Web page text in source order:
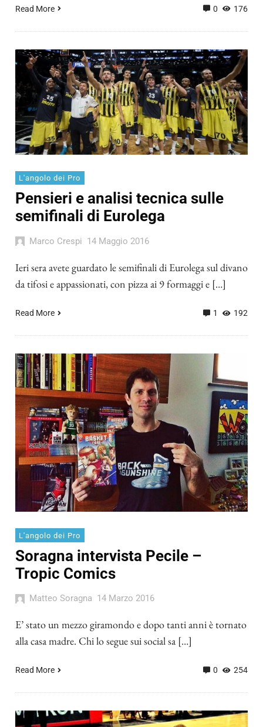
Read More 0 176
L'angolo dei Pro
Pensieri e analisi tecnica sulle
semifinali di Eurolega
Marco Crespi 14 Maggio 2016
Ieri sera avete guardato le semifinali di Eurolega sul divano
da tifosi e appassionati, con pizza ai 9 formaggi e […]
Read More 1 192
L'angolo dei Pro
Soragna intervista Pecile –
Tropic Comics
Matteo Soragna 14 Marzo 2016
E’ stato un mezzo giramondo e dopo tanti anni è tornato
alla casa madre. Chi lo segue sui social sa […]
Read More 0 254